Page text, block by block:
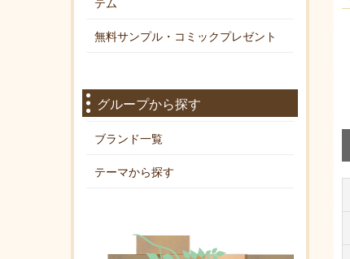
無料サンプル・コミックプレゼント
グループから探す
ブランド一覧
テーマから探す